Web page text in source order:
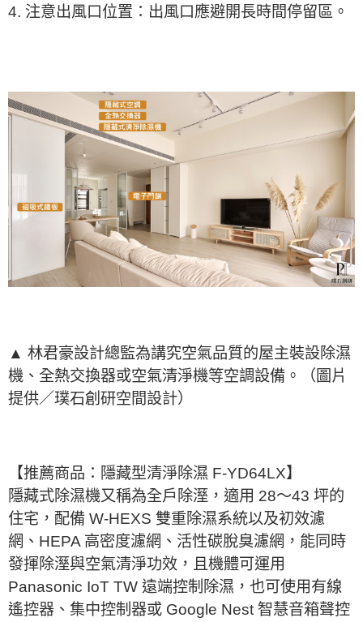
4. 注意出風口位置：出風口應避開長時間停留區。
▲ 林君豪設計總監為講究空氣品質的屋主裝設除濕
機、全熱交換器或空氣清淨機等空調設備。（圖片
提供／璞石創研空間設計）
【推薦商品：隱藏型清淨除濕 F-YD64LX】
隱藏式除濕機又稱為全戶除溼，適用 28～43 坪的
住宅，配備 W-HEXS 雙重除濕系統以及初效濾
網、HEPA 高密度濾網、活性碳脫臭濾網，能同時
發揮除溼與空氣清淨功效，且機體可運用
Panasonic IoT TW 遠端控制除濕，也可使用有線
遙控器、集中控制器或 Google Nest 智慧音箱聲控